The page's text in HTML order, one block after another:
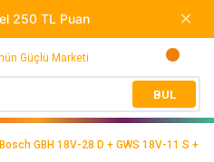
BUL
Bosch GBH 18V-28 D + GWS 18V-11 S +